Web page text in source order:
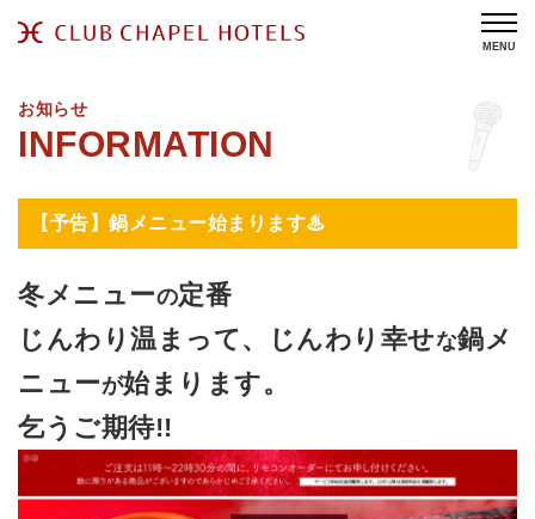
MENU
お知らせ
【予告】鍋メニュー始まります♨
冬メニューの定番
じんわり温まって、じんわり幸せな鍋メ
ニューが始まります。
乞うご期待!!